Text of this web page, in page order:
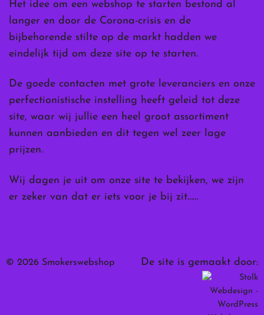
Het idee om een webshop te starten bestond al
langer en door de Corona-crisis en de
bijbehorende stilte op de markt hadden we
eindelijk tijd om deze site op te starten.
De goede contacten met grote leveranciers en onze
perfectionistische instelling heeft geleid tot deze
site, waar wij jullie een heel groot assortiment
kunnen aanbieden en dit tegen wel zeer lage
prijzen.
Wij dagen je uit om onze site te bekijken, we zijn
er zeker van dat er iets voor je bij zit……
© 2026 Smokerswebshop De site is gemaakt door: